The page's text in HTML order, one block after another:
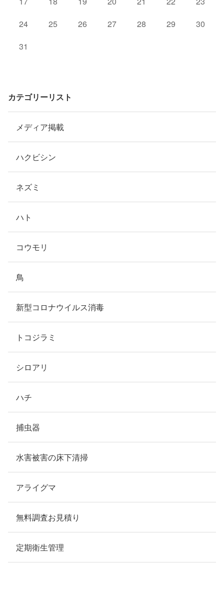
24
25 26 27 28 29
30
31
カテゴリーリスト
メディア掲載
ハクビシン
ネズミ
ハト
コウモリ
鳥
新型コロナウイルス消毒
トコジラミ
シロアリ
ハチ
捕虫器
水害被害の床下清掃
アライグマ
無料調査お見積り
定期衛生管理